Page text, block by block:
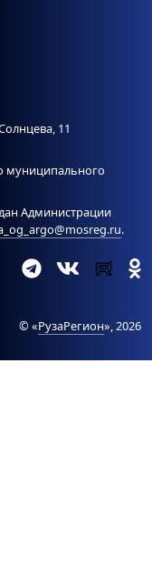
11
муниципального
Администрации
.
© «РузаРегион», 2026